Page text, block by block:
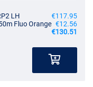
LH
€117.95
Fluo Orange €12.56
€130.51